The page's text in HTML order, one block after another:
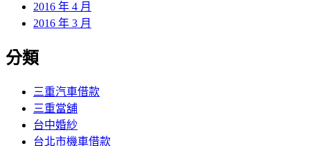
2016 年 4 月
2016 年 3 月
分類
三重汽車借款
三重當舖
台中婚紗
台北市機車借款